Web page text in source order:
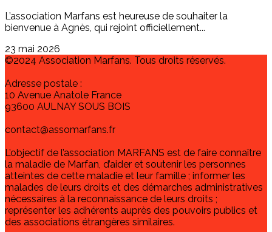
L’association Marfans est heureuse de souhaiter la
bienvenue à Agnès, qui rejoint officiellement...
23 mai 2026
©2024 Association Marfans. Tous droits réservés.
Adresse postale :
10 Avenue Anatole France
93600 AULNAY SOUS BOIS
contact@assomarfans.fr
L’objectif de l’association MARFANS est de faire connaître
la maladie de Marfan, d’aider et soutenir les personnes
atteintes de cette maladie et leur famille ; informer les
malades de leurs droits et des démarches administratives
nécessaires à la reconnaissance de leurs droits ;
représenter les adhérents auprès des pouvoirs publics et
des associations étrangères similaires.